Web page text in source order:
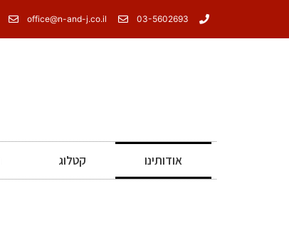
03-5602693
office@n-and-j.co.il
אודותינו קטלוג